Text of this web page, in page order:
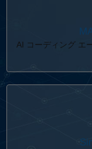
AI コーディング エ